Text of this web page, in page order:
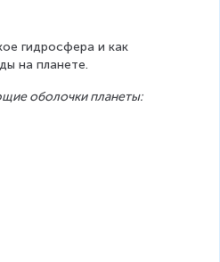
гидросфера и как
на планете.
оболочки планеты: